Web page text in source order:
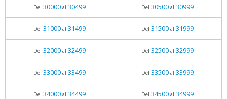
Del 30000al 30499 Del 30500al 30999
Del 31000al 31499 Del 31500al 31999
Del 32000al 32499 Del 32500al 32999
Del 33000al 33499 Del 33500al 33999
Del 34000al 34499 Del 34500al 34999